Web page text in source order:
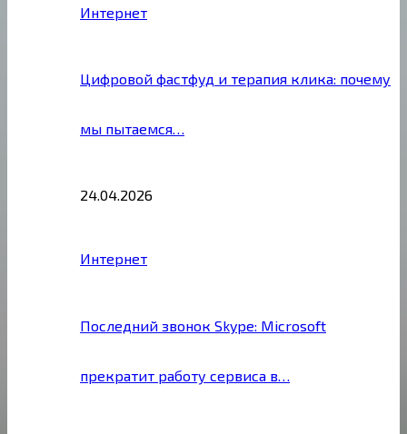
Интернет
Цифровой фастфуд и терапия клика: почему
мы пытаемся…
24.04.2026
Интернет
Последний звонок Skype: Microsoft
прекратит работу сервиса в…